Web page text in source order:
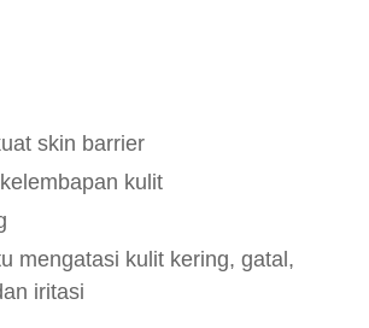
skin barrier
kulit
mengatasi kulit kering, gatal,
iritasi